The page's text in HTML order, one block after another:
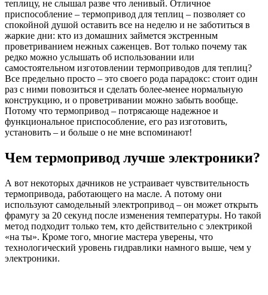
теплицу, не слышал разве что ленивый. Отличное
приспособление – термопривод для теплиц – позволяет со
спокойной душой оставить все на неделю и не заботиться в
жаркие дни: кто из домашних займется экстренным
проветриванием нежных саженцев. Вот только почему так
редко можно услышать об использовании или
самостоятельном изготовлении термоприводов для теплиц?
Все предельно просто – это своего рода парадокс: стоит один
раз с ними повозиться и сделать более-менее нормальную
конструкцию, и о проветривании можно забыть вообще.
Потому что термопривод – потрясающе надежное и
функциональное приспособление, его раз изготовить,
установить – и больше о не мне вспоминают!
Чем термопривод лучше электроники?
А вот некоторых дачников не устраивает чувствительность
термопривода, работающего на масле. А потому они
используют самодельный электропривод – он может открыть
фрамугу за 20 секунд после изменения температуры. Но такой
метод подходит только тем, кто действительно с электрикой
«на ты». Кроме того, многие мастера уверены, что
технологический уровень гидравлики намного выше, чем у
электроники.